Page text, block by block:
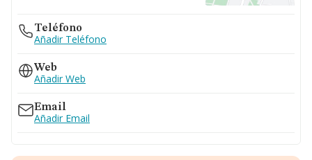
Teléfono
Añadir Teléfono
Web
Añadir Web
Email
Añadir Email